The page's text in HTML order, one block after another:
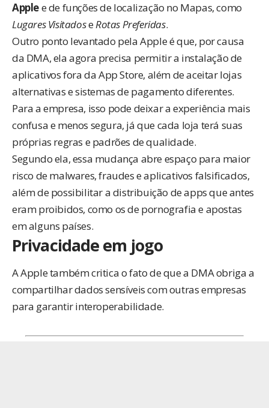
Applee de funções de localização no Mapas, como
Lugares VisitadoseRotas Preferidas.
Outro ponto levantado pela Apple é que, por causa
da DMA, ela agora precisa permitir a instalação de
aplicativos fora da App Store, além de aceitar lojas
alternativas e sistemas de pagamento diferentes.
Para a empresa, isso pode deixar a experiência mais
confusa e menos segura, já que cada loja terá suas
próprias regras e padrões de qualidade.
Segundo ela, essa mudança abre espaço para maior
risco de malwares, fraudes e aplicativos falsificados,
além de possibilitar a distribuição de apps que antes
eram proibidos, como os de pornografia e apostas
em alguns países.
Privacidade em jogo
A Apple também critica o fato de que a DMA obriga a
compartilhar dados sensíveis com outras empresas
para garantir interoperabilidade.